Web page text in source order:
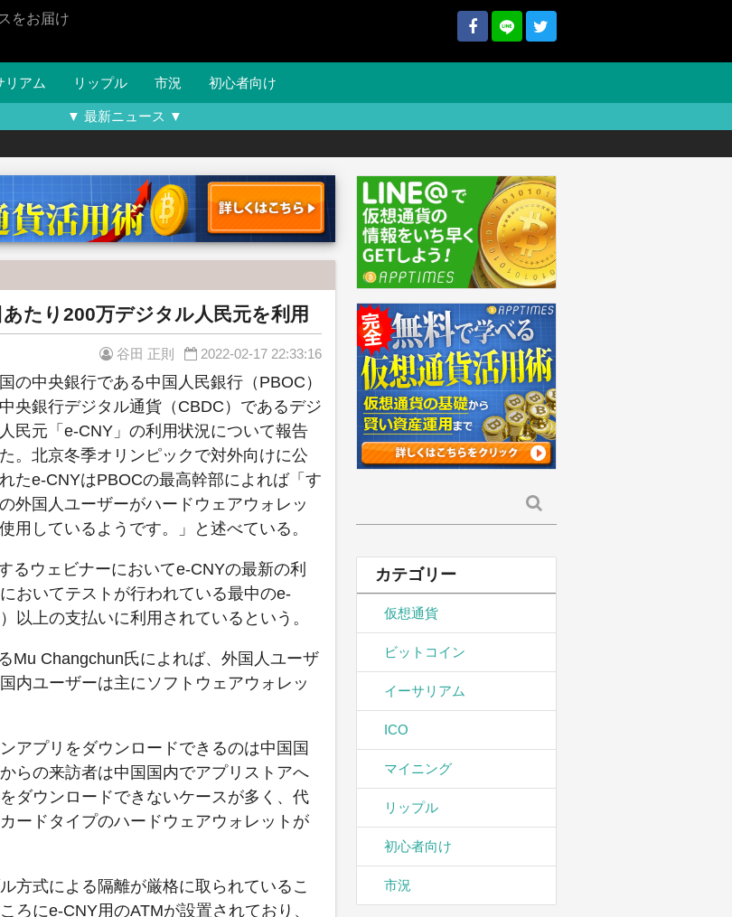
をお届け
リアム リップル 市況 初心者向け
▼ 最新ニュース ▼
たり200万デジタル人民元を利用
谷田 正則 2022-02-17 22:33:16
の中央銀行である中国人民銀行（PBOC）
央銀行デジタル通貨（CBDC）であるデジ
民元「e-CNY」の利用状況について報告
。北京冬季オリンピックで対外向けに公
たe-CNYはPBOCの最高幹部によれば「す
外国人ユーザーがハードウェアウォレッ
使用しているようです。」と述べている。
るウェビナーにおいてe-CNYの最新の利
おいてテストが行われている最中のe-
以上の支払いに利用されているという。
Mu Changchun氏によれば、外国人ユーザ
内ユーザーは主にソフトウェアウォレッ
アプリをダウンロードできるのは中国国
らの来訪者は中国国内でアプリストアへ
ダウンロードできないケースが多く、代
ードタイプのハードウェアウォレットが
方式による隔離が厳格に取られているこ
ろにe-CNY用のATMが設置されており、
索:
カテゴリー
仮想通貨
ビットコイン
イーサリアム
ICO
マイニング
リップル
初心者向け
市況